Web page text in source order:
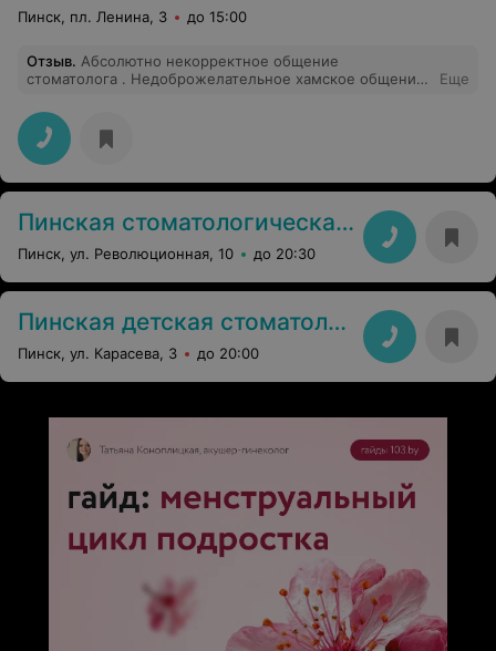
Пинск, пл. Ленина, 3 до 15:00
Отзыв. Абсолютно некорректное общение
стоматолога . Недоброжелательное хамское общение.
воспоминания. Не рекомендую эту клинику.
Еще
Пинская стоматологическая поликлиника
Пинск, ул. Революционная, 10 до 20:30
Пинская детская стоматологическая поликлиника
Пинск, ул. Карасева, 3 до 20:00